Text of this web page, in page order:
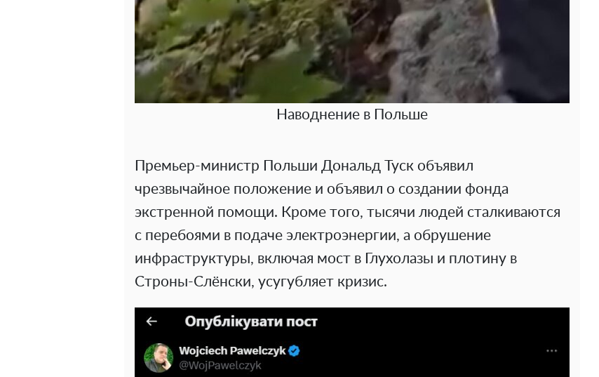
Наводнение в Польше
Премьер-министр Польши Дональд Туск объявил
чрезвычайное положение и объявил о создании фонда
экстренной помощи. Кроме того, тысячи людей сталкиваются
с перебоями в подаче электроэнергии, а обрушение
инфраструктуры, включая мост в Глухолазы и плотину в
Строны-Слёнски, усугубляет кризис.